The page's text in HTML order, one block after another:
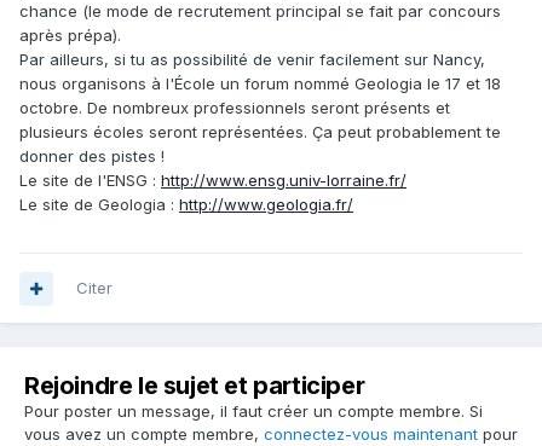
chance (le mode de recrutement principal se fait par concours
après prépa).
Par ailleurs, si tu as possibilité de venir facilement sur Nancy,
nous organisons à l'École un forum nommé Geologia le 17 et 18
octobre. De nombreux professionnels seront présents et
plusieurs écoles seront représentées. Ça peut probablement te
donner des pistes !
Le site de l'ENSG : http://www.ensg.univ-lorraine.fr/
Le site de Geologia : http://www.geologia.fr/
Citer
Rejoindre le sujet et participer
Pour poster un message, il faut créer un compte membre. Si
vous avez un compte membre, connectez-vous maintenant pour